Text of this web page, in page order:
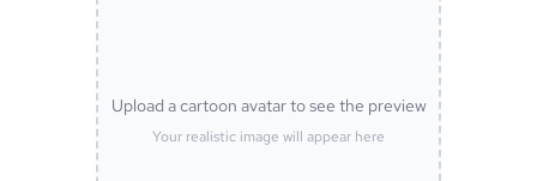
Upload a cartoon avatar to see the preview
Your realistic image will appear here